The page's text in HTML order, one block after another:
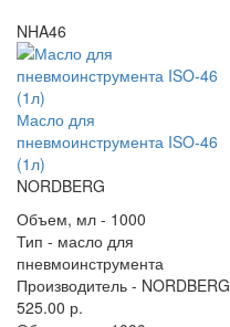
NHA46
Масло для
пневмоинструмента ISO-46
(1л)
NORDBERG
Объем, мл - 1000
Тип - масло для
пневмоинструмента
Производитель - NORDBERG
525.00 р.